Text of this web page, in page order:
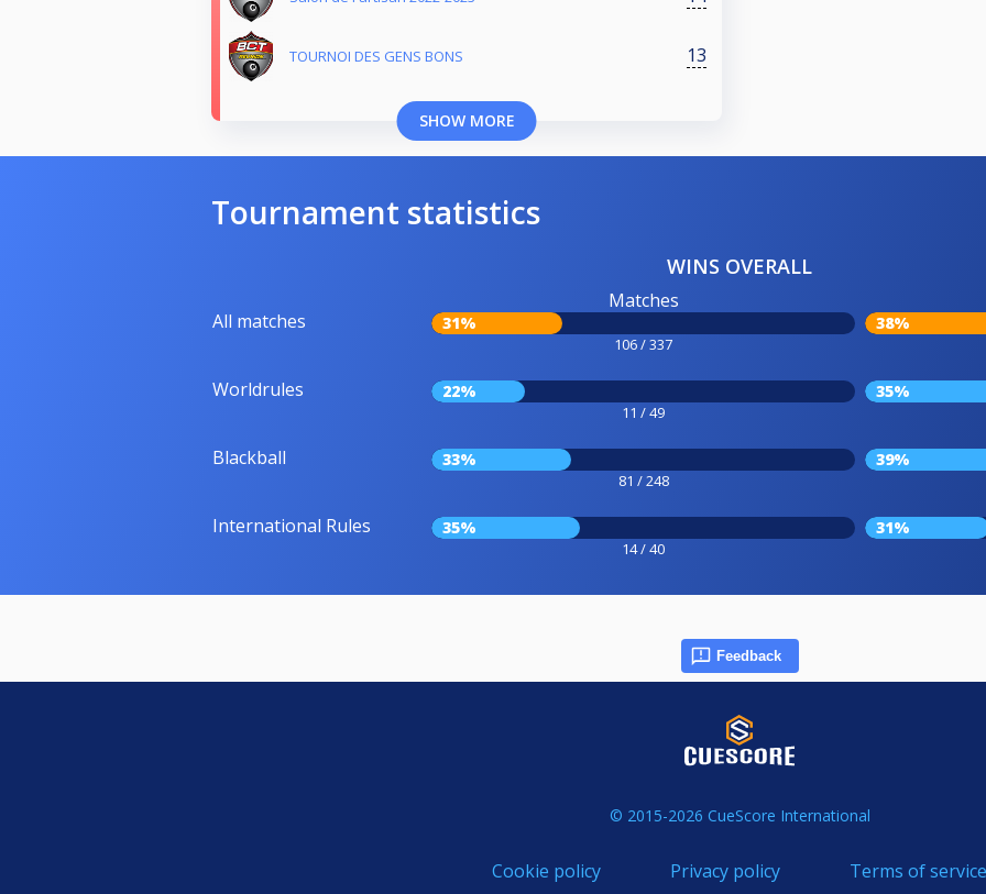
TOURNOI DES GENS BONS 13
SHOW MORE
Tournament statistics
WINS OVERALL
All matches
Matches
31%
106 / 337
38%
Worldrules 22%
11 / 49
35%
Blackball 33%
81 / 248
39%
International Rules 35%
14 / 40
31%
Feedback
© 2015-2026 CueScore International
Cookie policy Privacy policy Terms of service